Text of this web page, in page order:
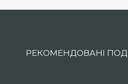
РЕКОМЕНДОВАНІ